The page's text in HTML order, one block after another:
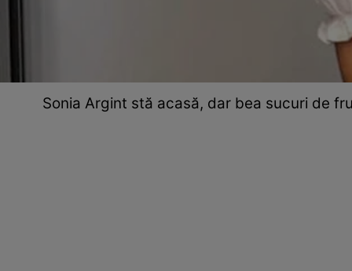
Sonia Argint stă acasă, dar bea sucuri de